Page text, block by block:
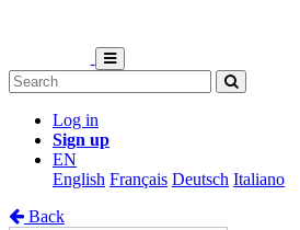
Log in
Sign up
EN
English Français Deutsch Italiano
Back